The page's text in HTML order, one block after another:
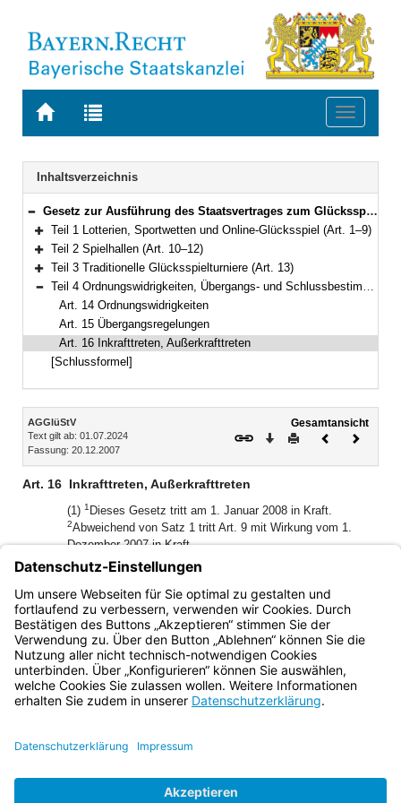
Zur
BAYERN.RECHT
Zur
letzten
Suche
Toggle
Navigation
Inhaltsverzeichnis
Bereich reduzieren
Gesetz zur Ausführung des Staatsvertrages zum Glücksspielwesen in Deutschland (AGGlüStV) Vom 20. Dezember 2007 (GVBl. S. 922) BayRS 2187-3-I (Art. 1–16)
Bereich erweitern
Teil 1 Lotterien, Sportwetten und Online-Glücksspiel (Art. 1–9)
Bereich erweitern
Teil 2 Spielhallen (Art. 10–12)
Bereich erweitern
Teil 3 Traditionelle Glücksspielturniere (Art. 13)
Bereich reduzieren
Teil 4 Ordnungswidrigkeiten, Übergangs- und Schlussbestimmungen (Art. 14–16)
Art. 14 Ordnungswidrigkeiten
Art. 15 Übergangsregelungen
Art. 16 Inkrafttreten, Außerkrafttreten
[Schlussformel]
Inhalt
AGGlüStV
Text gilt ab: 01.07.2024
Fassung: 20.12.2007
Gesamtansicht
Download
DruckenVorheriges
Art. 16 Inkrafttreten, Außerkrafttreten
(1) 1 Dieses Gesetz tritt am 1. Januar 2008 in Kraft.
2Abweichend von Satz 1 tritt Art. 9 mit Wirkung vom 1.
Dezember 2007 in Kraft.
(2) Art. 15 Abs. 2 tritt mit Ablauf des 31. Dezember 2022
außer Kraft.
(3) Art. 7a tritt mit Ablauf des 30. Juni 2024 außer Kraft.
Bayern.de
BayernPortal
Impressum